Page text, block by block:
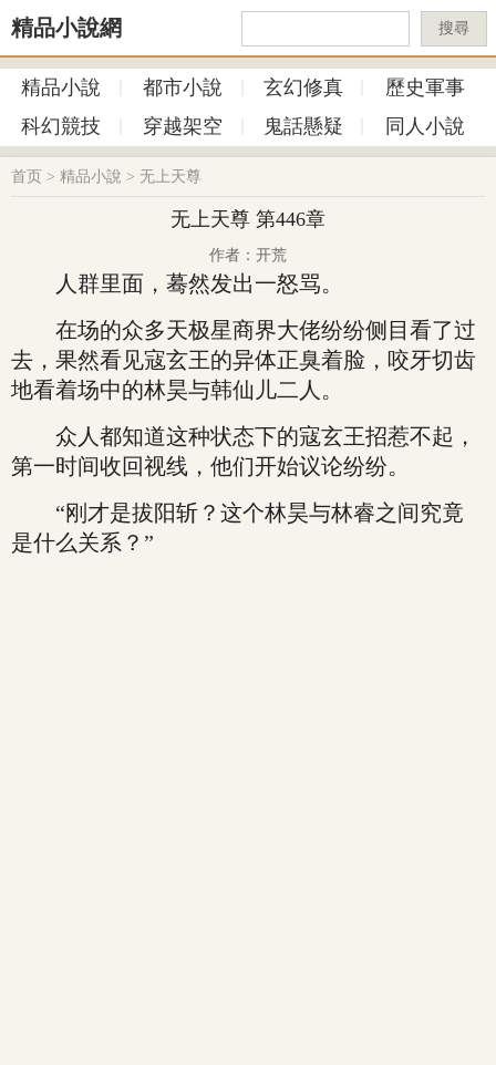
精品小說網 搜尋
精品小說 都市小說 玄幻修真
歷史軍事
科幻競技
穿越架空 鬼話懸疑 同人小說
首页 > 精品小說 > 无上天尊
无上天尊 第446章
作者：开荒
人群里面，蓦然发出一怒骂。
在场的众多天极星商界大佬纷纷侧目看了过
去，果然看见寇玄王的异体正臭着脸，咬牙切齿
地看着场中的林昊与韩仙儿二人。
众人都知道这种状态下的寇玄王招惹不起，
第一时间收回视线，他们开始议论纷纷。
“刚才是拔阳斩？这个林昊与林睿之间究竟
是什么关系？”